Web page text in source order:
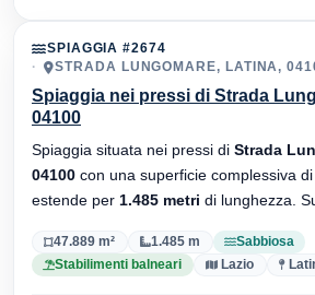
SPIAGGIA #2674
STRADA LUNGOMARE, LATINA,
Spiaggia nei pressi di Strada
04100
Spiaggia situata nei pressi di Strada
04100 con una superficie complessiva di
estende per 1.485 metri di lunghezza.
47.889 m² 1.485 m
Sabbiosa
Stabilimenti balneari
Lazio